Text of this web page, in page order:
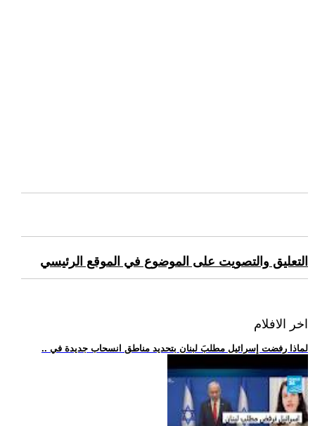
التعليق والتصويت على الموضوع في الموقع الرئيسي
اخر الافلام
.. لماذا رفضت إسرائيل مطلبَ لبنان بتحديد مناطق انسحاب جديدة في